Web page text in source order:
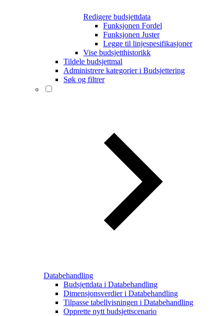
Redigere budsjettdata
Funksjonen Fordel
Funksjonen Juster
Legge til linjespesifikasjoner
Vise budsjetthistorikk
Tildele budsjettmal
Administrere kategorier i Budsjettering
Søk og filtrer
Databehandling
Budsjettdata i Databehandling
Dimensjonsverdier i Databehandling
Tilpasse tabellvisningen i Databehandling
Opprette nytt budsjettscenario